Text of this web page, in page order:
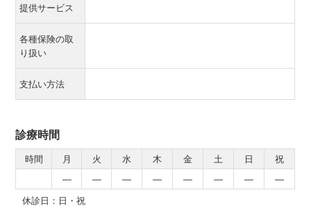
提供サービス
各種保険の取
り扱い
支払い方法
診療時間
時間 月 火 水 木 金 土 日
祝
―
― ― ― ― ― ―
―
休診日：日・祝